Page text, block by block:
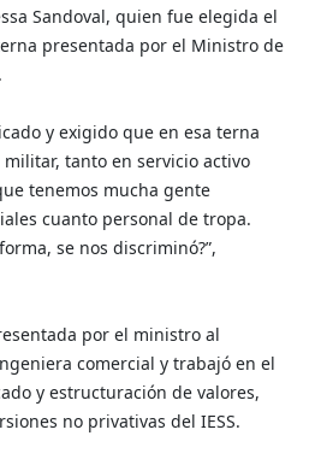
Sandoval, quien fue elegida el
presentada por el Ministro de
y exigido que en esa terna
tanto en servicio activo
tenemos mucha gente
cuanto personal de tropa.
se nos discriminó?”,
por el ministro al
comercial y trabajó en el
y estructuración de valores,
no privativas del IESS.